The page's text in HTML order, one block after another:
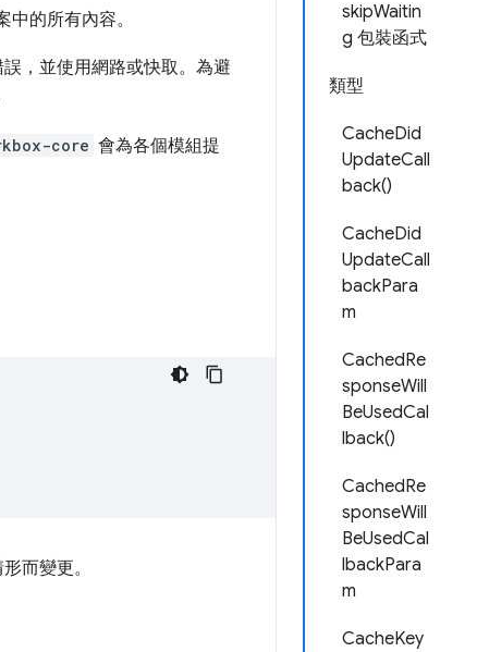
skipWaitin
g 包裝函式
類型
CacheDid
UpdateCall
back()
CacheDid
UpdateCall
backPara
m
CachedRe
sponseWill
BeUsedCal
lback()
CachedRe
sponseWill
BeUsedCal
lbackPara
m
CacheKey
的所有內容。
，並使用網路或快取。為避
core 會為各個模組提
而變更。